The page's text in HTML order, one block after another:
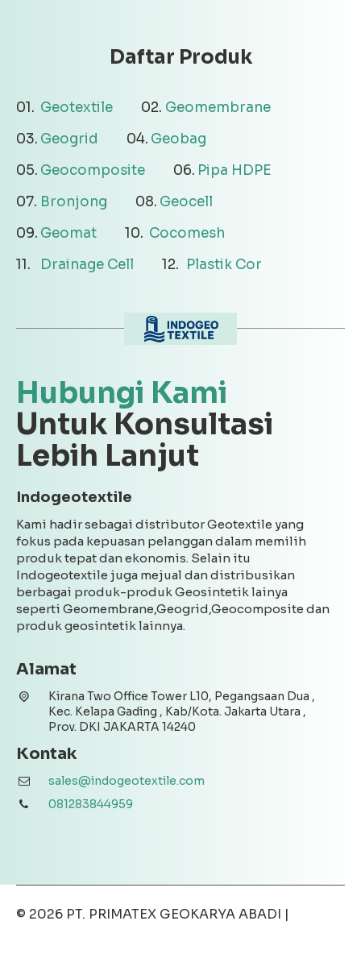
Daftar Produk
Geotextile
Geomembrane
Geogrid
Geobag
Geocomposite
Pipa HDPE
Bronjong
Geocell
Geomat
Cocomesh
Drainage Cell
Plastik Cor
Hubungi Kami
Untuk Konsultasi
Lebih Lanjut
Indogeotextile
Kami hadir sebagai distributor Geotextile yang
fokus pada kepuasan pelanggan dalam memilih
produk tepat dan ekonomis. Selain itu
Indogeotextile juga mejual dan distribusikan
berbagai produk-produk Geosintetik lainya
seperti Geomembrane,Geogrid,Geocomposite dan
produk geosintetik lainnya.
Alamat
Kirana Two Office Tower L10, Pegangsaan Dua ,
Kec. Kelapa Gading , Kab/Kota. Jakarta Utara ,
Prov. DKI JAKARTA 14240
Kontak
sales@indogeotextile.com
081283844959
© 2026 PT. PRIMATEX GEOKARYA ABADI |